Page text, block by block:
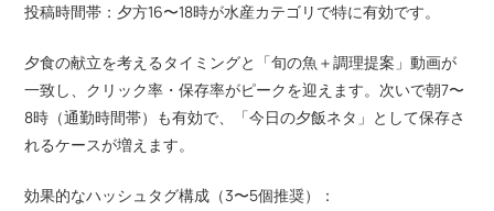
投稿時間帯：夕方16〜18時が水産カテゴリで特に有効です。
夕食の献立を考えるタイミングと「旬の魚＋調理提案」動画が
一致し、クリック率・保存率がピークを迎えます。次いで朝7〜
8時（通勤時間帯）も有効で、「今日の夕飯ネタ」として保存さ
れるケースが増えます。
効果的なハッシュタグ構成（3〜5個推奨）：